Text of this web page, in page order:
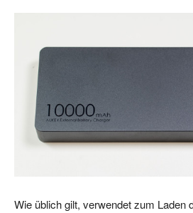
Wie üblich gilt, verwendet zum Laden